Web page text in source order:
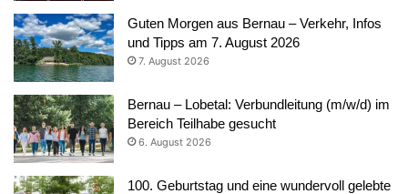
Guten Morgen aus Bernau – Verkehr, Infos
und Tipps am 7. August 2026
7. August 2026
Bernau – Lobetal: Verbundleitung (m/w/d) im
Bereich Teilhabe gesucht
6. August 2026
100. Geburtstag und eine wundervoll gelebte